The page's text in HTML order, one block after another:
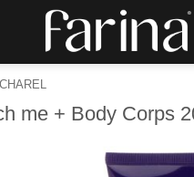
me + Body Corps